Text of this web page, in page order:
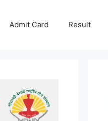
Admit Card Result